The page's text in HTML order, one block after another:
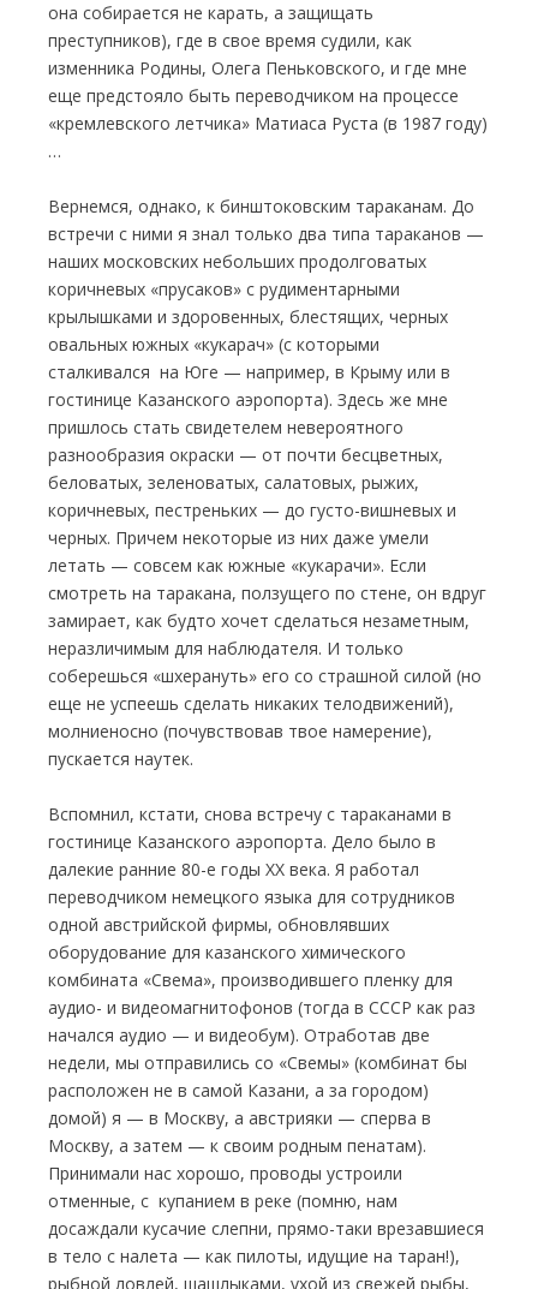
она собирается не карать, а защищать
преступников), где в свое время судили, как
изменника Родины, Олега Пеньковского, и где мне
еще предстояло быть переводчиком на процессе
«кремлевского летчика» Матиаса Руста (в 1987 году)
…
Вернемся, однако, к бинштоковским тараканам. До
встречи с ними я знал только два типа тараканов —
наших московских небольших продолговатых
коричневых «прусаков» с рудиментарными
крылышками и здоровенных, блестящих, черных
овальных южных «кукарач» (с которыми
сталкивался на Юге — например, в Крыму или в
гостинице Казанского аэропорта). Здесь же мне
пришлось стать свидетелем невероятного
разнообразия окраски — от почти бесцветных,
беловатых, зеленоватых, салатовых, рыжих,
коричневых, пестреньких — до густо-вишневых и
черных. Причем некоторые из них даже умели
летать — совсем как южные «кукарачи». Если
смотреть на таракана, ползущего по стене, он вдруг
замирает, как будто хочет сделаться незаметным,
неразличимым для наблюдателя. И только
соберешься «шхерануть» его со страшной силой (но
еще не успеешь сделать никаких телодвижений),
молниеносно (почувствовав твое намерение),
пускается наутек.
Вспомнил, кстати, снова встречу с тараканами в
гостинице Казанского аэропорта. Дело было в
далекие ранние 80-е годы ХХ века. Я работал
переводчиком немецкого языка для сотрудников
одной австрийской фирмы, обновлявших
оборудование для казанского химического
комбината «Свема», производившего пленку для
аудио- и видеомагнитофонов (тогда в СССР как раз
начался аудио — и видеобум). Отработав две
недели, мы отправились со «Свемы» (комбинат бы
расположен не в самой Казани, а за городом)
домой) я — в Москву, а австрияки — сперва в
Москву, а затем — к своим родным пенатам).
Принимали нас хорошо, проводы устроили
отменные, с купанием в реке (помню, нам
досаждали кусачие слепни, прямо-таки врезавшиеся
в тело с налета — как пилоты, идущие на таран!),
рыбной ловлей, шашлыками, ухой из свежей рыбы,